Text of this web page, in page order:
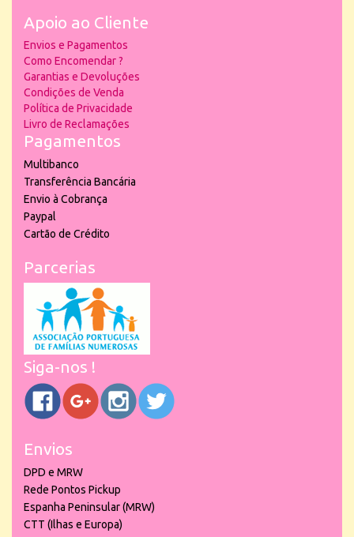
Apoio ao Cliente
Envios e Pagamentos
Como Encomendar ?
Garantias e Devoluções
Condições de Venda
Política de Privacidade
Livro de Reclamações
Pagamentos
Multibanco
Transferência Bancária
Envio à Cobrança
Paypal
Cartão de Crédito
Parcerias
Siga-nos !
Envios
DPD e MRW
Rede Pontos Pickup
Espanha Peninsular (MRW)
CTT (Ilhas e Europa)